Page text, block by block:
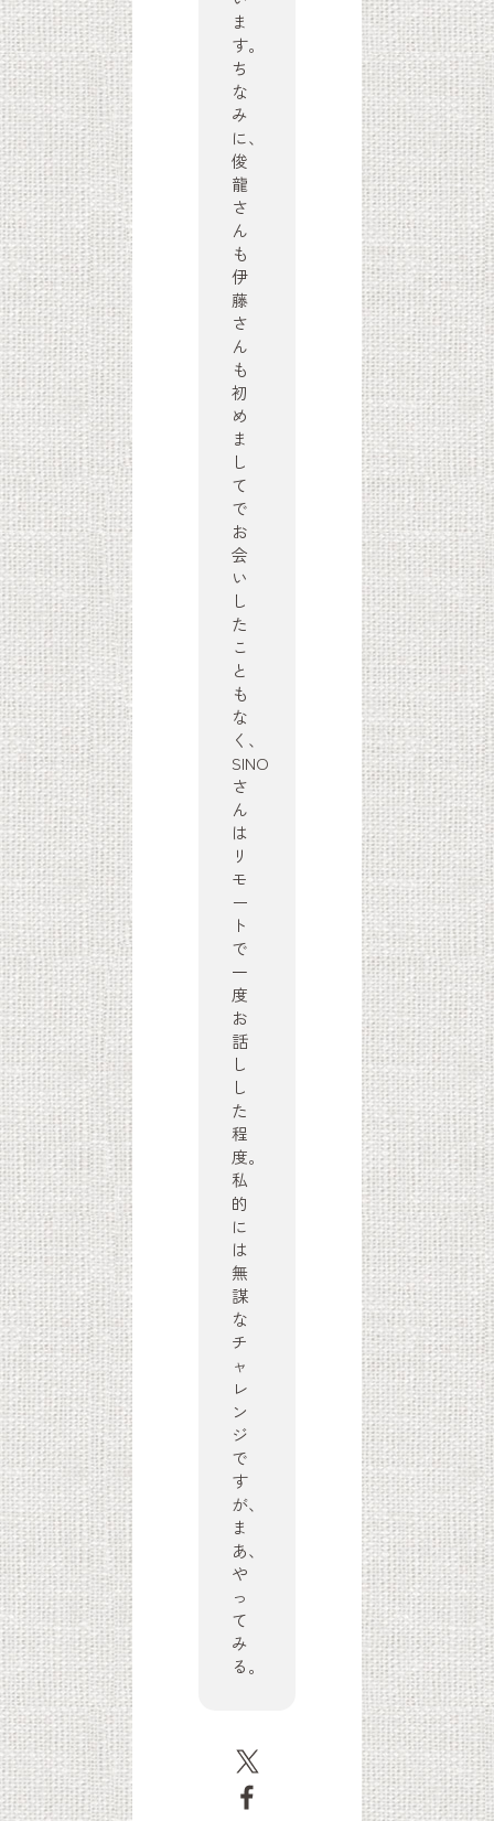
ま
す。
ち
な
み
に、
俊
龍
さ
ん
も
伊
藤
さ
ん
も
初
め
ま
し
て
で
お
会
い
し
た
こ
と
も
な
く、
SINO
さ
ん
は
リ
モ
ー
ト
で
一
度
お
話
し
し
た
程
度。
私
的
に
は
無
謀
な
チ
ャ
レ
ン
ジ
で
す
が、
ま
あ、
や
っ
て
み
る。